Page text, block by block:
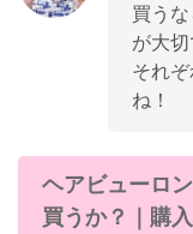
買う
が大切
それ
ね！
ヘアビューロ
買うか？｜購